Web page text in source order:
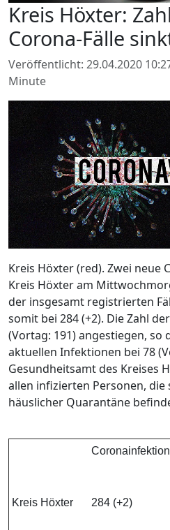
Kreis Höxter:
Corona-Fälle
Veröffentlicht: 29.04.2020
Minute
Kreis Höxter (red). Zwei neue
Kreis Höxter am
der insgesamt registrierten
somit bei 284 (+2). Die Zahl
(Vortag: 191) angestiegen, so
aktuellen Infektionen bei 78
Gesundheitsamt des Kreises
allen infizierten Personen, die
häuslicher Quarantäne
Coronainfektion
Kreis Höxter 284 (+2)